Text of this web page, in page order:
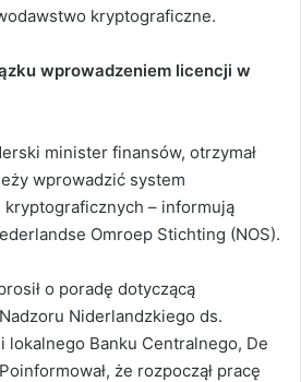
kryptograficzne.
wprowadzeniem licencji w
minister finansów, otrzymał
wprowadzić system
kryptograficznych – informują
Omroep Stichting (NOS).
o poradę dotyczącą
Niderlandzkiego ds.
lokalnego Banku Centralnego, De
że rozpoczął pracę